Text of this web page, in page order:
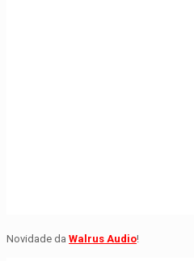
Novidade da Walrus Audio!